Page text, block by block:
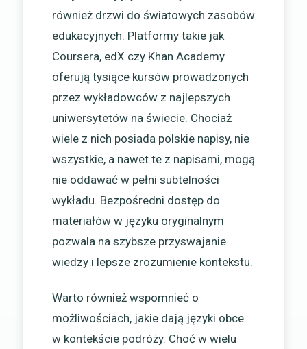
również drzwi do światowych zasobów
edukacyjnych. Platformy takie jak
Coursera, edX czy Khan Academy
oferują tysiące kursów prowadzonych
przez wykładowców z najlepszych
uniwersytetów na świecie. Chociaż
wiele z nich posiada polskie napisy, nie
wszystkie, a nawet te z napisami, mogą
nie oddawać w pełni subtelności
wykładu. Bezpośredni dostęp do
materiałów w języku oryginalnym
pozwala na szybsze przyswajanie
wiedzy i lepsze zrozumienie kontekstu.
Warto również wspomnieć o
możliwościach, jakie dają języki obce
w kontekście podróży. Choć w wielu